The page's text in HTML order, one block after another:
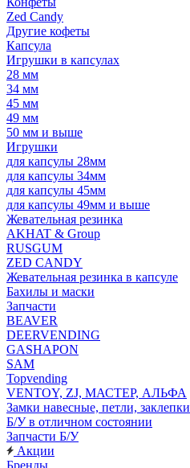
Zed Candy
Другие кофеты
Капсула
Игрушки в капсулах
28 мм
34 мм
45 мм
49 мм
50 мм и выше
Игрушки
для капсулы 28мм
для капсулы 34мм
для капсулы 45мм
для капсулы 49мм и выше
Жевательная резинка
AKHAT & Group
RUSGUM
ZED CANDY
Жевательная резинка в капсуле
Бахилы и маски
Запчасти
BEAVER
DEERVENDING
GASHAPON
SAM
Topvending
VENTOY, ZJ, МАСТЕР, АЛЬФА
Замки навесные, петли, заклепки
Б/У в отличном состоянии
Запчасти Б/У
Акции
Бренды